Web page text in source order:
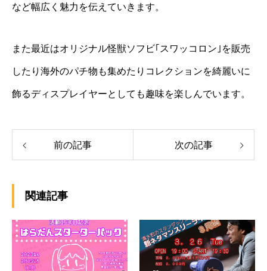
など幅広く魅力を伝えていきます。
また最近はオリジナル怪獣ソフビ｢スワッコロン｣を販売
したり海外のパチ物も集めたりコレクションを綺麗いに
飾るディスプレイヤーとしても趣味を楽しんでいます。
前の記事 次の記事
関連記事